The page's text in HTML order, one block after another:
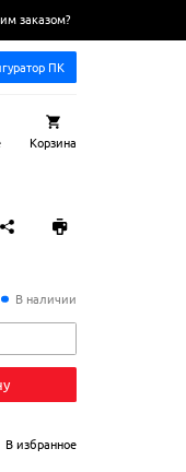
заказом?
ПК
Корзина
В наличии
В избранное